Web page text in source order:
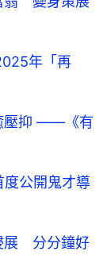
年「再
壓抑 ——《有
公開鬼才導
展 分分鐘好